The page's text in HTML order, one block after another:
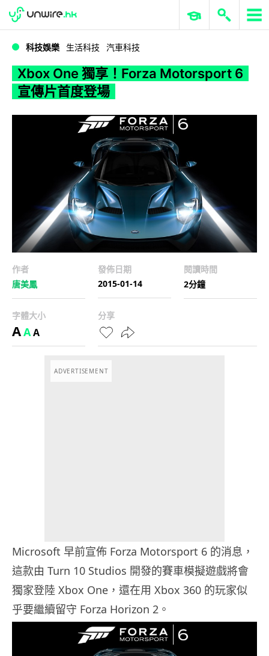
WWDC 2026 ERP 與商業 AI
科技娛樂 生活科技 汽車科技
Xbox One 獨享！Forza Motorsport 6
宣傳片首度登場
作者
唐美鳳
發佈日期
2015-01-14
閱讀時間
2分鐘
字體大小
AAA
分享
ADVERTISEMENT
Microsoft 早前宣佈 Forza Motorsport 6 的消息，
這款由 Turn 10 Studios 開發的賽車模擬遊戲將會
獨家登陸 Xbox One，還在用 Xbox 360 的玩家似
乎要繼續留守 Forza Horizon 2。